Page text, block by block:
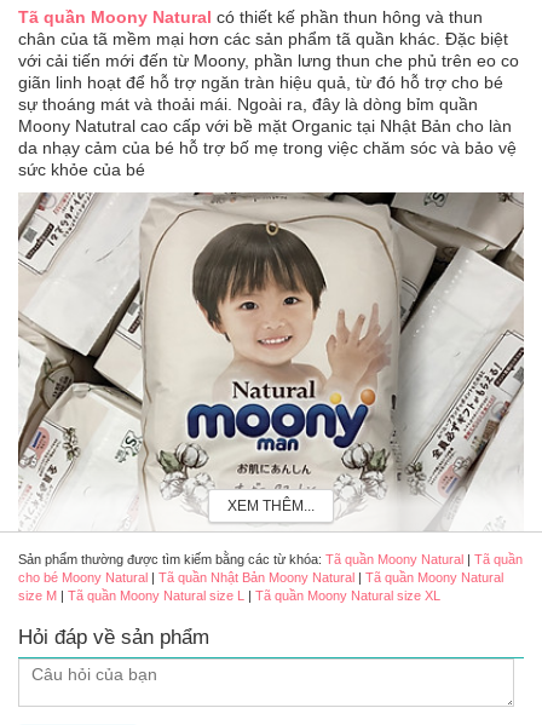
Tã quần Moony Natural có thiết kế phần thun hông và thun
chân của tã mềm mại hơn các sản phẩm tã quần khác. Đặc biệt
với cải tiến mới đến từ Moony, phần lưng thun che phủ trên eo co
giãn linh hoạt để hỗ trợ ngăn tràn hiệu quả, từ đó hỗ trợ cho bé
sự thoáng mát và thoải mái. Ngoài ra, đây là dòng bỉm quần
Moony Natutral cao cấp với bề mặt Organic tại Nhật Bản cho làn
da nhạy cảm của bé hỗ trợ bố mẹ trong việc chăm sóc và bảo vệ
sức khỏe của bé
XEM THÊM...
Sản phẩm thường được tìm kiếm bằng các từ khóa: Tã quần Moony Natural | Tã quần
cho bé Moony Natural | Tã quần Nhật Bản Moony Natural | Tã quần Moony Natural
size M | Tã quần Moony Natural size L | Tã quần Moony Natural size XL
Hỏi đáp về sản phẩm